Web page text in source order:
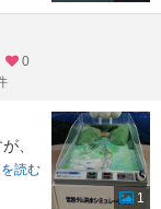
0
、
読む
1